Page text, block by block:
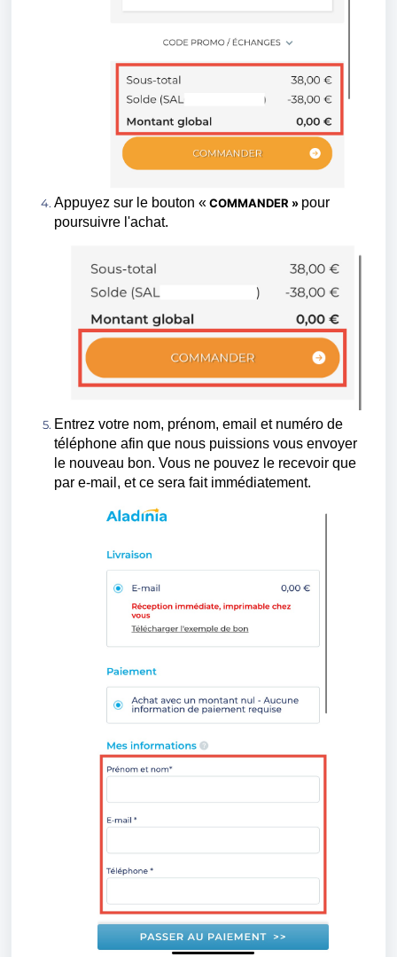
Appuyez sur le bouton «COMMANDER » pour
poursuivre l'achat.
Entrez votre nom, prénom, email et numéro de
téléphone afin que nous puissions vous envoyer
le nouveau bon. Vous ne pouvez le recevoir que
par e-mail, et ce sera fait immédiatement.